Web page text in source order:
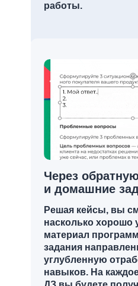
работы.
Через
и домашние
Решая кейсы, вы
насколько хорошо
материал
задания
углубленную
навыков. На